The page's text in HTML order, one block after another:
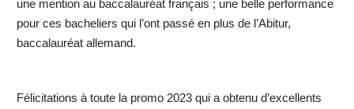
une mention au baccalauréat français ; une belle performance
pour ces bacheliers qui l’ont passé en plus de l’Abitur,
baccalauréat allemand.
Félicitations à toute la promo 2023 qui a obtenu d’excellents